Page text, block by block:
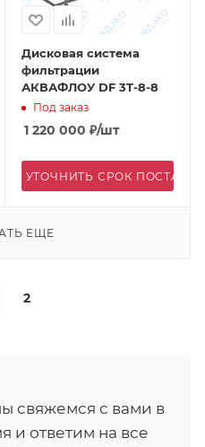
Дисковая система
фильтрации
АКВАФЛОУ DF 3T-8-8
Под заказ
1 220 000 ₽/шт
УТОЧНИТЬ СРОК
ЕЩЕ
2
свяжемся с вами в
и ответим на все